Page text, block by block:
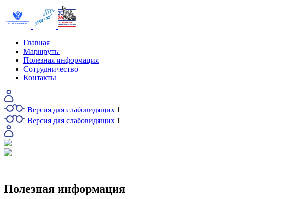
Главная
Маршруты
Полезная информация
Сотрудничество
Контакты
Версия для слабовидящих 1
Версия для слабовидящих 1
Полезная информация